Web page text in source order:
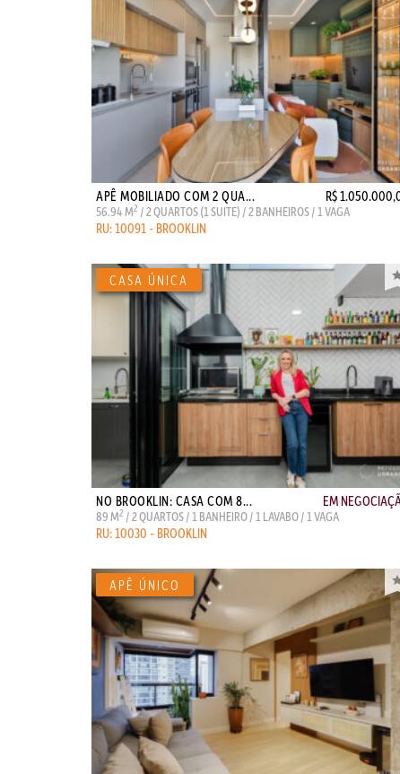
APÊ MOBILIADO COM 2 QUA... R$
56.94 M2 / 2 QUARTOS (1 SUITE) / 2 BANHEIROS / 1 VAGA
RU: 10091 - BROOKLIN
NO BROOKLIN: CASA COM 8... EM
89 M2 / 2 QUARTOS / 1 BANHEIRO / 1 LAVABO / 1 VAGA
RU: 10030 - BROOKLIN